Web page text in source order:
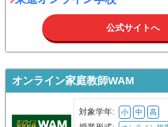
公式サイトへ
オンライン家庭教師WAM
対象学年: 小 中 高